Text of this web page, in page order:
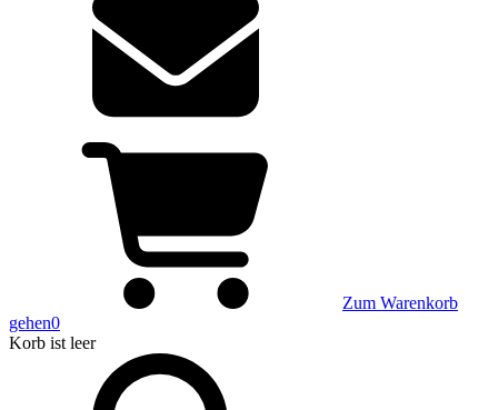
Zum Warenkorb
gehen0
Korb ist leer